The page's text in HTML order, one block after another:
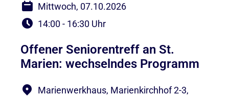
Mittwoch, 07.10.2026
14:00 - 16:30 Uhr
Offener Seniorentreff an St.
Marien: wechselndes Programm
Marienwerkhaus, Marienkirchhof 2-3,